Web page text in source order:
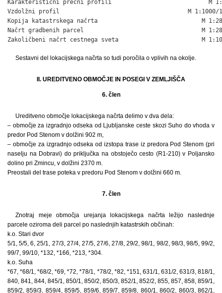
Karakteristični prečni profili                            M
Vzdolžni profil                                     M 1:1000/
Kopija katastrskega načrta                              M
Načrt gradbenih parcel                                  M
Zakoličbeni načrt cestnega sveta                        M
Sestavni del lokacijskega načrta so tudi poročila o vplivih na okolje.
II. UREDITVENO OBMOČJE IN POSEGI V ZEMLJIŠČA
6. člen
Ureditveno območje lokacijskega načrta delimo v dva dela:
– območje za izgradnjo odseka od Ljubljanske ceste skozi Suho do vhoda v
predor Pod Stenom v dolžini 902 m,
– območje za izgradnjo odseka od izstopa trase iz predora Pod Stenom (pri
naselju na Dobravi) do priključka na obstoječo cesto (R1-210) v Poljansko
dolino pri Zmincu, v dolžini 2370 m.
Preostali del trase poteka v predoru Pod Stenom v dolžini 660 m.
7. člen
Znotraj meje območja urejanja lokacijskega načrta ležijo naslednje
parcele oziroma deli parcel po naslednjih katastrskih občinah:
k.o. Stari dvor
5/1, 5/5, 6, 25/1, 27/3, 27/4, 27/5, 27/6, 27/8, 29/2, 98/1, 98/2, 98/3, 98/5, 99/2,
99/7, 99/10, *132, *166, *213, *304.
k.o. Suha
*67, *68/1, *68/2, *69, *72, *78/1, *78/2, *82, *151, 631/1, 631/2, 631/3, 818/1,
840, 841, 844, 845/1, 850/1, 850/2, 850/3, 852/1, 852/2, 855, 857, 858, 859/1,
859/2, 859/3, 859/4, 859/5, 859/6, 859/7, 859/8, 860/1, 860/2, 860/3, 862/1,